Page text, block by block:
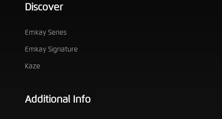
Discover
Emkay Series
Emkay Signature
Kaze
Additional Info